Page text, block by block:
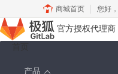
商城首页 您好，
官方授权代理商
产品